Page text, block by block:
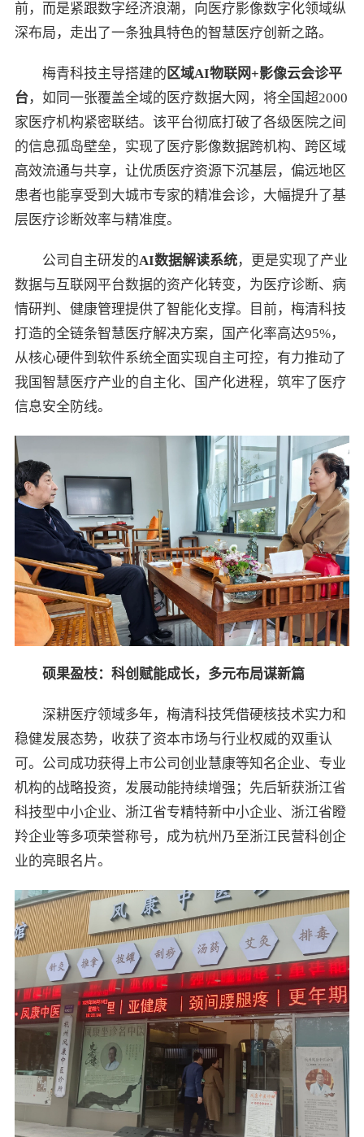
前，而是紧跟数字经济浪潮，向医疗影像数字化领域纵
深布局，走出了一条独具特色的智慧医疗创新之路。
梅青科技主导搭建的 区域AI物联网 +影像云会诊平
台，如同一张覆盖全域的医疗数据大网，将全国超2000
家医疗机构紧密联结。该平台彻底打破了各级医院之间
的信息孤岛壁垒，实现了医疗影像数据跨机构、跨区域
高效流通与共享，让优质医疗资源下沉基层，偏远地区
患者也能享受到大城市专家的精准会诊，大幅提升了基
层医疗诊断效率与精准度。
公司自主研发的AI数据解读系统，更是实现了产业
数据与互联网平台数据的资产化转变，为医疗诊断、病
情研判、健康管理提供了智能化支撑。目前，梅清科技
打造的全链条智慧医疗解决方案，国产化率高达95%，
从核心硬件到软件系统全面实现自主可控，有力推动了
我国智慧医疗产业的自主化、国产化进程，筑牢了医疗
信息安全防线。
硕果盈枝：科创赋能成长，多元布局谋新篇
深耕医疗领域多年，梅清科技凭借硬核技术实力和
稳健发展态势，收获了资本市场与行业权威的双重认
可。公司成功获得上市公司创业慧康等知名企业、专业
机构的战略投资，发展动能持续增强；先后斩获浙江省
科技型中小企业、浙江省专精特新中小企业、浙江省瞪
羚企业等多项荣誉称号，成为杭州乃至浙江民营科创企
业的亮眼名片。